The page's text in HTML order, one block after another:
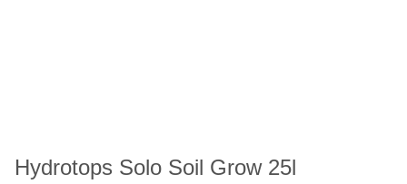
Hydrotops Solo Soil Grow 25l